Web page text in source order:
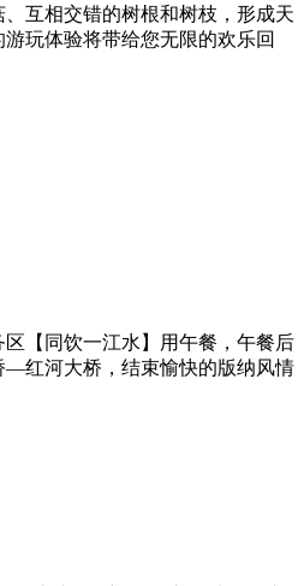
互相交错的树根和树枝，形成天
玩体验将带给您无限的欢乐回
【同饮一江水】用午餐，午餐后
—红河大桥，结束愉快的版纳风情